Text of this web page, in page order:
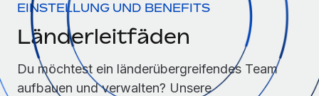
Verknüpfen Neu
Verknüpfung beliebiger KI-Tools mit Remote über unser
MCP
Integrationen
Prozessoptimierung mit unverzichtbaren Business-
PARTNER WERDEN
Strategische Technologiepartner
Flexible Einbettung von Global-HR-Funktionen in deine
Plattform
Checklisten und Vorlagen
Bibliothek für Stellenbeschreibungen
Webinare
日本語
한국어
中文（简体）
EINSTELLUNG UND BENEFITS
Länderleitfäden
Du möchtest ein länderübergreifendes Team
aufbauen und verwalten? Unsere